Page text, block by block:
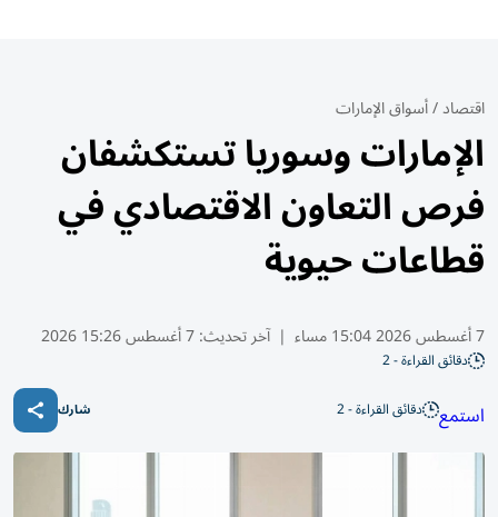
اقتصاد/أسواق الإمارات
الإمارات وسوريا تستكشفان
فرص التعاون الاقتصادي في
قطاعات حيوية
7 أغسطس 2026 15:04 مساء | آخر تحديث:7 أغسطس 15:26 2026
دقائق القراءة - 2
استمع دقائق القراءة - 2 شارك